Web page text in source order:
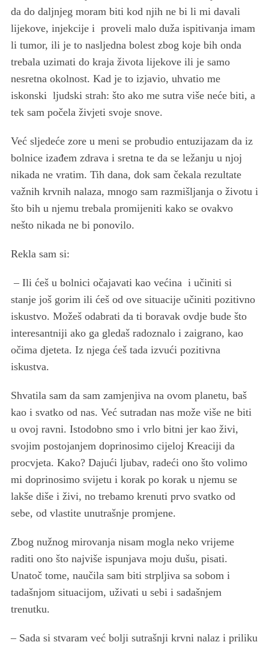
da do daljnjeg moram biti kod njih ne bi li mi davali
lijekove, injekcije i proveli malo duža ispitivanja imam
li tumor, ili je to nasljedna bolest zbog koje bih onda
trebala uzimati do kraja života lijekove ili je samo
nesretna okolnost. Kad je to izjavio, uhvatio me
iskonski ljudski strah: što ako me sutra više neće biti, a
tek sam počela živjeti svoje snove.
Već sljedeće zore u meni se probudio entuzijazam da iz
bolnice izađem zdrava i sretna te da se ležanju u njoj
nikada ne vratim. Tih dana, dok sam čekala rezultate
važnih krvnih nalaza, mnogo sam razmišljanja o životu i
što bih u njemu trebala promijeniti kako se ovakvo
nešto nikada ne bi ponovilo.
Rekla sam si:
– Ili ćeš u bolnici očajavati kao većina i učiniti si
stanje još gorim ili ćeš od ove situacije učiniti pozitivno
iskustvo. Možeš odabrati da ti boravak ovdje bude što
interesantniji ako ga gledaš radoznalo i zaigrano, kao
očima djeteta. Iz njega ćeš tada izvući pozitivna
iskustva.
Shvatila sam da sam zamjenjiva na ovom planetu, baš
kao i svatko od nas. Već sutradan nas može više ne biti
u ovoj ravni. Istodobno smo i vrlo bitni jer kao živi,
svojim postojanjem doprinosimo cijeloj Kreaciji da
procvjeta. Kako? Dajući ljubav, radeći ono što volimo
mi doprinosimo svijetu i korak po korak u njemu se
lakše diše i živi, no trebamo krenuti prvo svatko od
sebe, od vlastite unutrašnje promjene.
Zbog nužnog mirovanja nisam mogla neko vrijeme
raditi ono što najviše ispunjava moju dušu, pisati.
Unatoč tome, naučila sam biti strpljiva sa sobom i
tadašnjom situacijom, uživati u sebi i sadašnjem
trenutku.
– Sada si stvaram već bolji sutrašnji krvni nalaz i priliku